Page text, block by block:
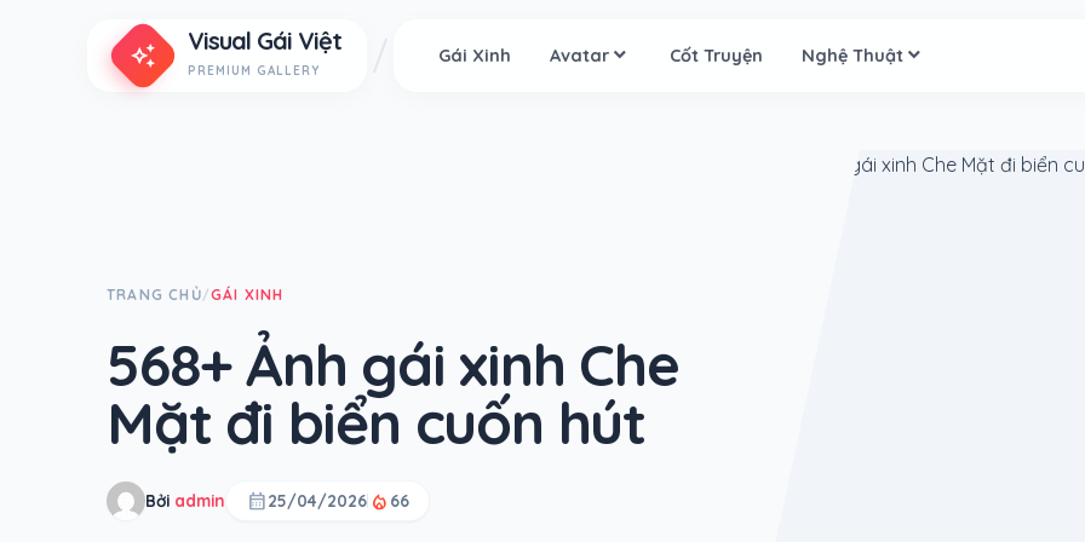
auto_awesome Visual Gái Việt
PREMIUM GALLERY
Gái Xinh Avatar Cốt Truyện Nghệ Thuật
TRANG CHỦ/GÁI XINH
568+ Ảnh gái xinh Che
Mặt đi biển cuốn hút
Bởi admin calendar_month25/04/2026 local_fire_department 66